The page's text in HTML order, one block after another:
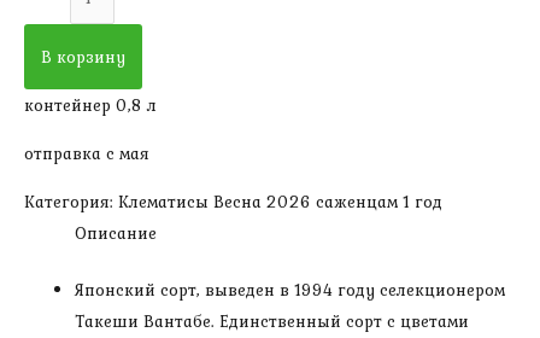
товара
Клематис
Мермейд
см,
цветок
В корзину
контейнер 0,8 л
отправка с мая
Категория: Клематисы Весна 2026 саженцам 1 год
Описание
Японский сорт, выведен в 1994 году селекционером
Такеши Вантабе. Единственный сорт с цветами